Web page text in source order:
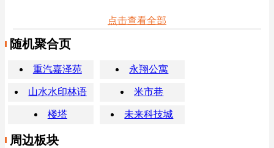
点击查看全部
随机聚合页
重汽嘉泽苑 永翔公寓
山水水印林语 米市巷
楼塔 未来科技城
周边板块